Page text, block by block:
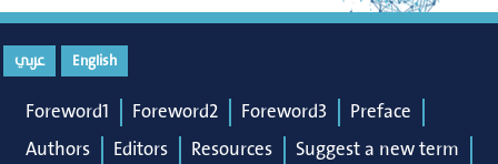
English عربي
Foreword1 Foreword2 Foreword3
Preface
Authors
Editors Resources
Suggest a new term